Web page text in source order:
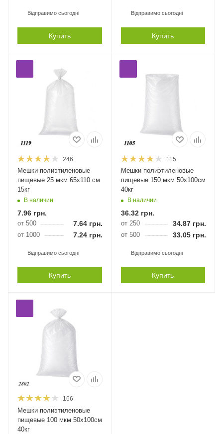
Відправимо сьогодні
Купить
Відправимо сьогодні
Купить
246
Мешки полиэтиленовые
пищевые 25 мкм 65х110 см
15кг
В наличии
7.96 грн.
от 500 7.64грн.
от 1000 7.24грн.
Відправимо сьогодні
Купить
115
Мешки полиэтиленовые
пищевые 150 мкм 50х100см
40кг
В наличии
36.32грн.
от 250 34.87грн.
от 500 33.05грн.
Відправимо сьогодні
Купить
166
Мешки полиэтиленовые
пищевые 100 мкм 50х100см
40кг